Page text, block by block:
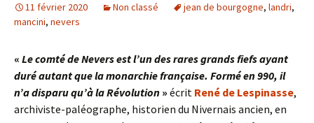
11 février 2020 Non classé jean de bourgogne, landri,
mancini, nevers
« Le comté de Nevers est l’un des rares grands fiefs ayant
duré autant que la monarchie française. Formé en 990, il
n’a disparu qu’à la Révolution » écrit René de Lespinasse,
archiviste-paléographe, historien du Nivernais ancien, en